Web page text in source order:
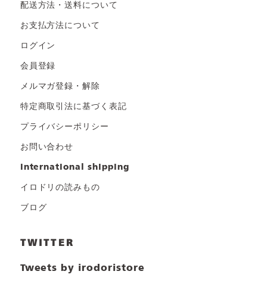
配送方法・送料について
お支払方法について
ログイン
会員登録
メルマガ登録・解除
特定商取引法に基づく表記
プライバシーポリシー
お問い合わせ
international shipping
イロドリの読みもの
ブログ
TWITTER
Tweets by irodoristore